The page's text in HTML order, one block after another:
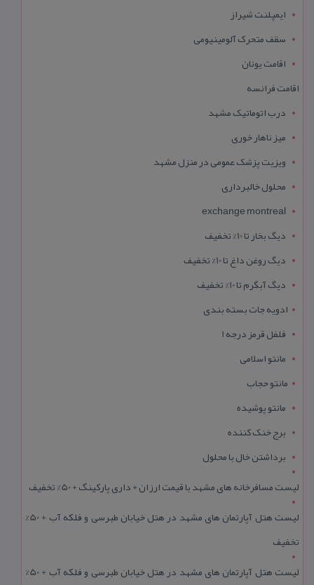
ایمپلنت شیراز
سقف متحرک آلومینیومی
اقامت یونان
اقامت فرانسه
درب اتوماتیک مشهد
میز ناهار خوری
ویزیت پزشک عمومی در منزل مشهد
محلول خالبرداری
exchange montreal
دیگ بخار تا 10% تخفیف
دیگ روغن داغ تا 10% تخفیف
دیگ آبگرم تا 10% تخفیف
ادویه جات بسته بندی
فلفل قرمز درجه 1
مانتو اسلامی
مانتو حجاب
مانتو پوشیده
برج خنک کننده
برداشتن خال با محلول
لیست مسافرخانه های مشهد با قیمت ارزان + داری پارکینگ + 50% تخفیف
لیست هتل آپارتمان های مشهد در هتل خیابان طبرسی و فلکه آب + 50%
تخفیف
لیست هتل آپارتمان های مشهد در هتل خیابان طبرسی و فلکه آب + 50%